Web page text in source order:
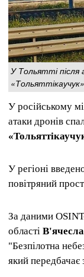
У Тольятті після
У російському
атаки дронів
У регіоні
повітряний
За даними
області
"Безпілотна
який передбачає